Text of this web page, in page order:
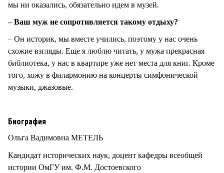
мы ни оказались, обязательно идем в музей.
– Ваш муж не сопротивляется такому отдыху?
– Он историк, мы вместе учились, поэтому у нас очень
схожие взгляды. Еще я люблю читать, у мужа прекрасная
библиотека, у нас в квартире уже нет места для книг. Кроме
того, хожу в филармонию на концерты симфонической
музыки, джазовые.
Биография
Ольга Вадимовна МЕТЕЛЬ
Кандидат исторических наук, доцент кафедры всеобщей
истории ОмГУ им. Ф.М. Достоевского